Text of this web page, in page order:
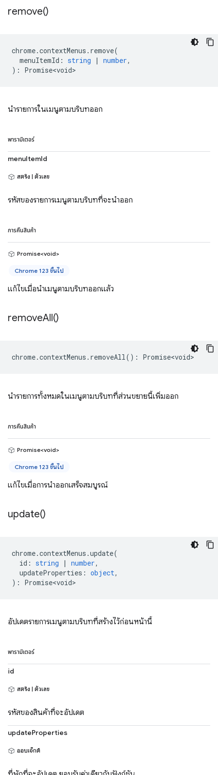
remove()
chrome.contextMenus . remove(
menuItemId : string | number,
) : Promise<void>
นำรายการในเมนูตามบริบทออก
พารามิเตอร์
menuItemId
สตริง | ตัวเลข
รหัสของรายการเมนูตามบริบทที่จะนำออก
การคืนสินค้า
Promise<void>
Chrome 123 ขึ้นไป
แก้ไขเมื่อนำเมนูตามบริบทออกแล้ว
removeAll()
chrome.contextMenus . removeAll() : Promise<void>
นำรายการทั้งหมดในเมนูตามบริบทที่ส่วนขยายนี้เพิ่มออก
การคืนสินค้า
Promise<void>
Chrome 123 ขึ้นไป
แก้ไขเมื่อการนำออกเสร็จสมบูรณ์
update()
chrome.contextMenus .update(
id : string | number,
updateProperties : object,
) : Promise<void>
อัปเดตรายการเมนูตามบริบทที่สร้างไว้ก่อนหน้านี้
พารามิเตอร์
id
สตริง | ตัวเลข
รหัสของสินค้าที่จะอัปเดต
updateProperties
ออบเจ็กต์